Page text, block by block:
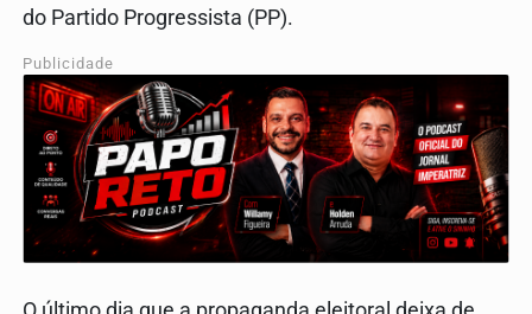
do Partido Progressista (PP).
Publicidade